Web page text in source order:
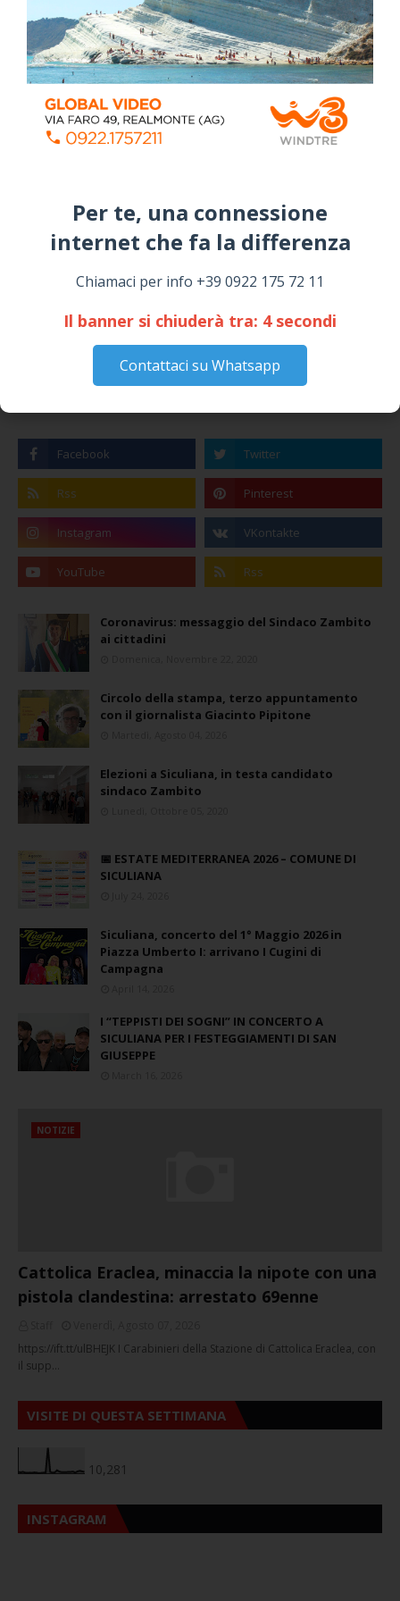
Per te, una connessione
internet che fa la differenza​
Chiamaci per info +39 0922 175 72 11
Il banner si chiuderà tra: 3secondi
Contattaci su Whatsapp
ISCRIVITI AL CANALE YOUTUBE
ALMANACCO DEL GIORNO
Coronavirus: messaggio del Sindaco Zambito
ai cittadini
Circolo della stampa, terzo appuntamento
con il giornalista Giacinto Pipitone
Elezioni a Siculiana, in testa candidato
sindaco Zambito
📅 ESTATE MEDITERRANEA 2026 – COMUNE DI
SICULIANA
Siculiana, concerto del 1° Maggio 2026 in
Piazza Umberto I: arrivano I Cugini di
Campagna
I “TEPPISTI DEI SOGNI” IN CONCERTO A
SICULIANA PER I FESTEGGIAMENTI DI SAN
GIUSEPPE
NOTIZIE
Cattolica Eraclea, minaccia la nipote con una
pistola clandestina: arrestato 69enne
https://ift.tt/ulBHEJK I Carabinieri della Stazione di Cattolica Eraclea, con
il supp…
VISITE DI QUESTA SETTIMANA
10,281
INSTAGRAM